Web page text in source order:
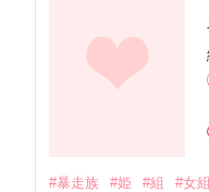
#暴走族 #姫 #組 #女